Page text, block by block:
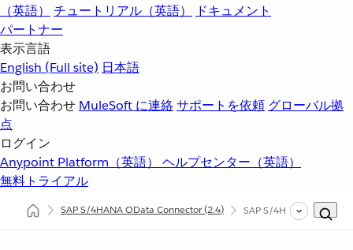
（英語）
チュートリアル（英語）
ドキュメント
パートナー
表示言語
English (Full site) 日本語
お問い合わせ
お問い合わせ MuleSoft に連絡サポートを依頼 グローバル拠
点
ログイン
Anypoint Platform（英語） ヘルプセンター（英語）
無料トライアル
SAP S/4HANA OData Connector(2.4) SAP S/4HANA OData